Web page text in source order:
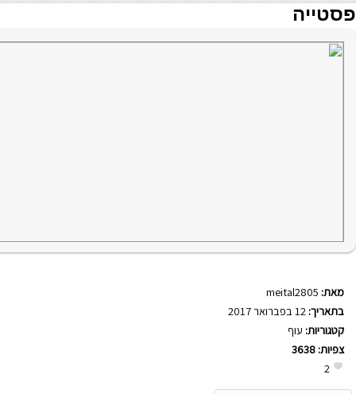
פסטייה
מאת: meital2805
בתאריך:
קטגוריות: עוף
צפיות: 3638
2